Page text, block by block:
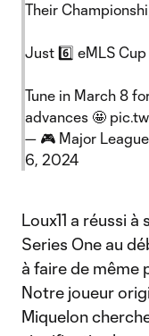
Their
Just 6️⃣ eMLS
Tune in March 8
advances 🤩
— 🎮 Major
6, 2024
Loux11 a réussi
Series One au
à faire de même
Notre joueur
Miquelon